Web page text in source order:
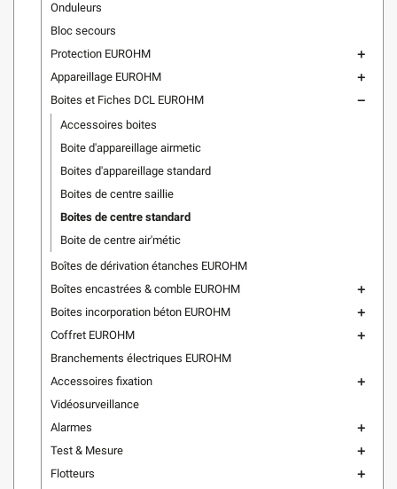
Onduleurs
Bloc secours
Protection EUROHM
add
Appareillage EUROHM add
Boites et Fiches DCL EUROHM remove
Accessoires boites
Boite d'appareillage airmetic
Boites d'appareillage standard
Boites de centre saillie
Boites de centre standard
Boite de centre air'métic
Boîtes de dérivation étanches EUROHM
Boîtes encastrées & comble EUROHM
add
Boites incorporation béton EUROHM add
Coffret EUROHM add
Branchements électriques EUROHM
Accessoires fixation
add
Vidéosurveillance
Alarmes
add
Test & Mesure add
Flotteurs add